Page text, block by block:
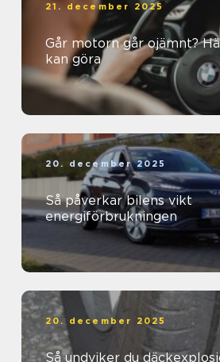
21. december 2025
Går motorn går ojämnt?
kan göra
20. december 2025
Så påverkar bilens vikt
energiförbrukningen
20. december 2025
Så undviker du